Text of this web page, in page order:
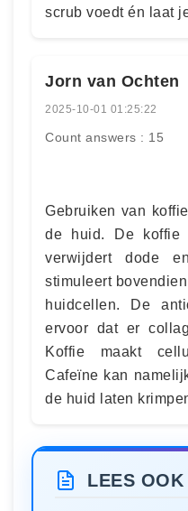
scrub voedt én laat
Jorn van Ochten
2025-10-01 01:25:22
Count answers : 15
Gebruiken van
de huid. De koffie
verwijdert dode
stimuleert
huidcellen. De
ervoor dat er
Koffie maakt
Cafeïne kan
de huid laten
LEES OOK